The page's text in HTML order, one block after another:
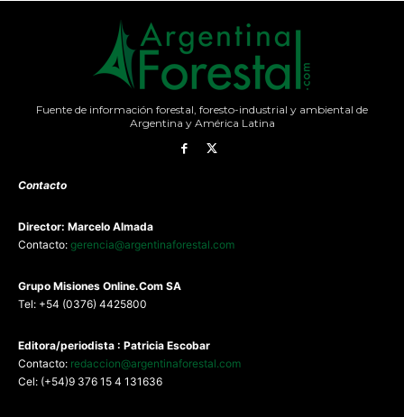
Fuente de información forestal, foresto-industrial y ambiental de
Argentina y América Latina
Contacto
Director: Marcelo Almada
Contacto: gerencia@argentinaforestal.com
Grupo Misiones Online.Com SA
Tel: +54 (0376) 4425800
Editora/periodista : Patricia Escobar
Contacto: redaccion@argentinaforestal.com
Cel: (+54)9 376 15 4 131636